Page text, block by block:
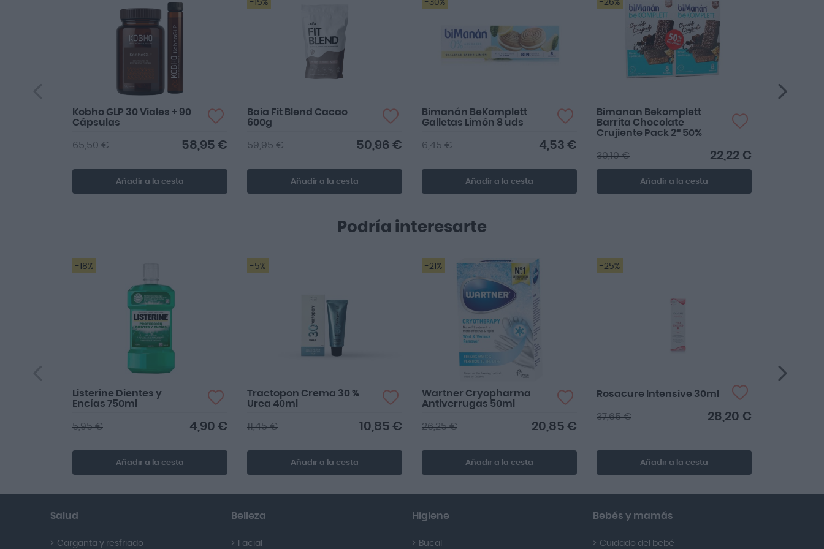
Kobho GLP 30 Viales + 90
Cápsulas
58,95 €
65,50 €
Añadir a la cesta
-15%
Baia Fit Blend Cacao
600g
50,96 €
59,95 €
Añadir a la cesta
-30%
Bimanán BeKomplett
Galletas Limón 8 uds
4,53 €
6,45 €
Añadir a la cesta
-26%
Bimanan Bekomplett
Barrita Chocolate
Crujiente Pack 2ª 50%
22,22 €
30,10 €
Añadir a la cesta
Podría interesarte
-18%
Listerine Dientes y
Encías 750ml
4,90 €
5,95 €
Añadir a la cesta
-5%
Tractopon Crema 30 %
Urea 40ml
10,85 €
11,45 €
Añadir a la cesta
-21%
Wartner Cryopharma
Antiverrugas 50ml
20,85 €
26,25 €
Añadir a la cesta
-25%
Rosacure Intensive 30ml
28,20 €
37,65 €
Añadir a la cesta
Salud
Garganta y resfriado
Belleza
Facial
Higiene
Bucal
Bebés y mamás
Cuidado del bebé